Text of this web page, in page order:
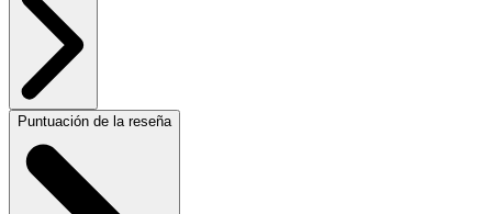
Puntuación de la reseña